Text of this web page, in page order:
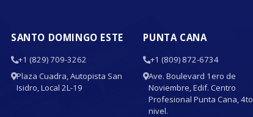
SANTO DOMINGO ESTE
+1 (829) 709-3262
Plaza Cuadra, Autopista San
Isidro, Local 2L-19
PUNTA CANA
+1 (809) 872-6734
Ave. Boulevard 1ero de
Noviembre, Edif. Centro
Profesional Punta Cana, 4to
nivel.